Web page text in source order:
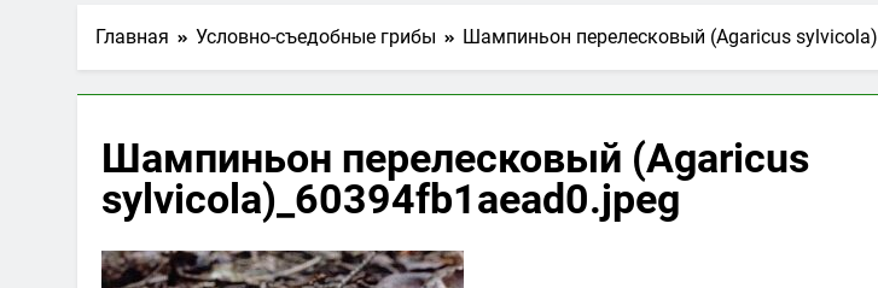
Главная Условно-съедобные грибы Шампиньон перелесковый (Agaricus sylvicola)
Шампиньон перелесковый (Agaricus
sylvicola)_60394fb1aead0.jpeg